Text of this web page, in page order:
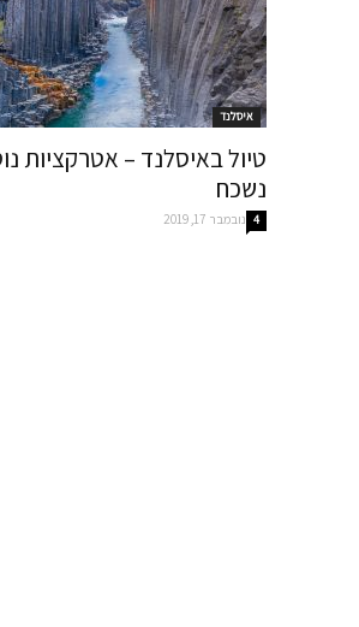
איסלנד
טיול באיסלנד – אטרקציות
נשכח
נובמבר 17, 2019 4